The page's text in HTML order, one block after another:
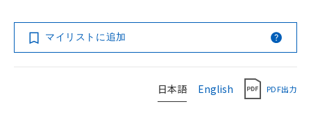
マイリストに追加
日本語 English PDF出力